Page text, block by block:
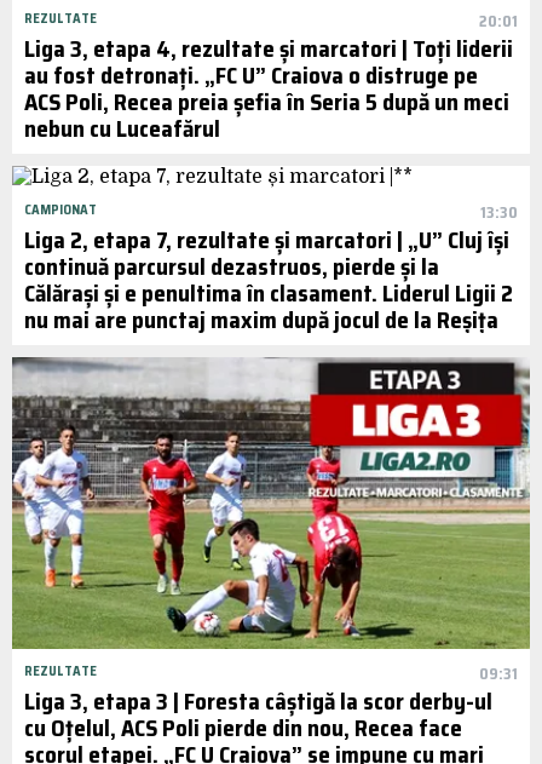
REZULTATE 20:01
Liga 3, etapa 4, rezultate și marcatori | Toți liderii
au fost detronați. „FC U” Craiova o distruge pe
ACS Poli, Recea preia șefia în Seria 5 după un meci
nebun cu Luceafărul
CAMPIONAT 13:30
Liga 2, etapa 7, rezultate și marcatori | „U” Cluj își
continuă parcursul dezastruos, pierde și la
Călărași și e penultima în clasament. Liderul Ligii 2
nu mai are punctaj maxim după jocul de la Reșița
REZULTATE 09:31
Liga 3, etapa 3 | Foresta câștigă la scor derby-ul
cu Oțelul, ACS Poli pierde din nou, Recea face
scorul etapei. „FC U Craiova” se impune cu mari